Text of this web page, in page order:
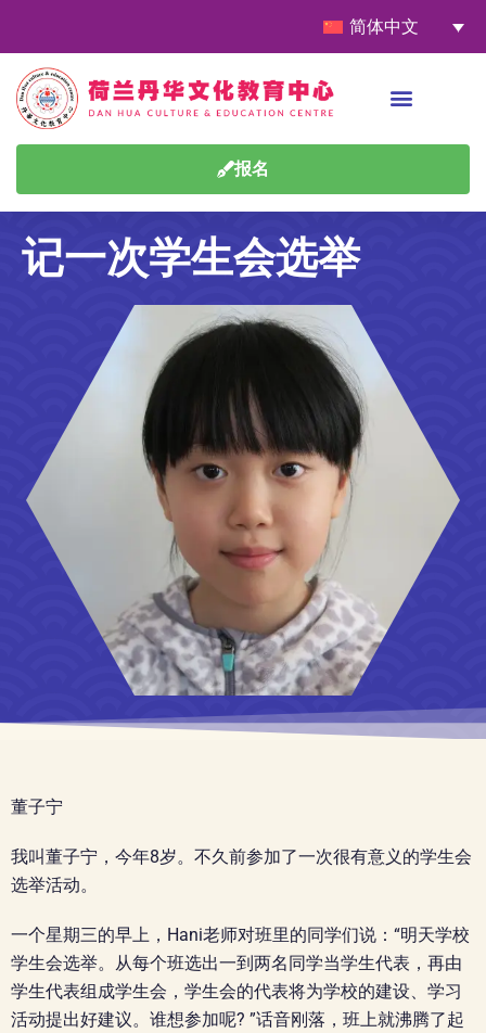
简体中文
报名
记一次学生会选举
董子宁
我叫董子宁，今年8岁。不久前参加了一次很有意义的学生会
选举活动。
一个星期三的早上，Hani老师对班里的同学们说：“明天学校
学生会选举。从每个班选出一到两名同学当学生代表，再由
学生代表组成学生会，学生会的代表将为学校的建设、学习
活动提出好建议。谁想参加呢? ”话音刚落，班上就沸腾了起